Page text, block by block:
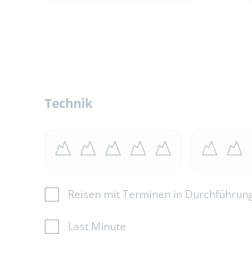
Technik
Reisen mit Terminen in
Last Minute